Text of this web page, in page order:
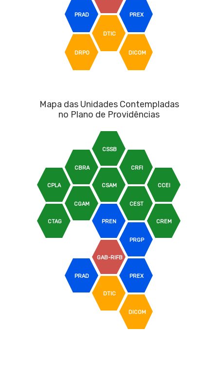
DICOM
DRPO
DTIC
PRAD PREX
Mapa das Unidades Contempladas
no Plano de Providências
CBRA
CCEI
CEST
CGAM
CPLA
CREM
CRFI
CSAM
CSSB
CTAG
DICOM
DTIC
GAB-RIFB
PRAD
PREN
PREX
PRGP